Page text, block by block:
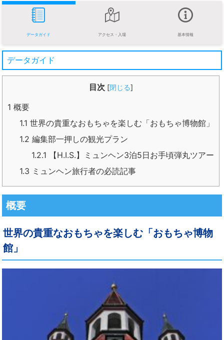
データガイド アクセス・入場 基本情報
データガイド
目次 [閉じる]
1 概要
1.1 世界の貴重なおもちゃを楽しむ「おもちゃ博物館」
1.2 編集部一押しの観光プラン
1.2.1 【H.I.S.】ミュンヘン3泊5日お手頃弾丸ツアー
1.3 ミュンヘン旅行者の必読記事
概要
世界の貴重なおもちゃを楽しむ「おもちゃ博物
館」